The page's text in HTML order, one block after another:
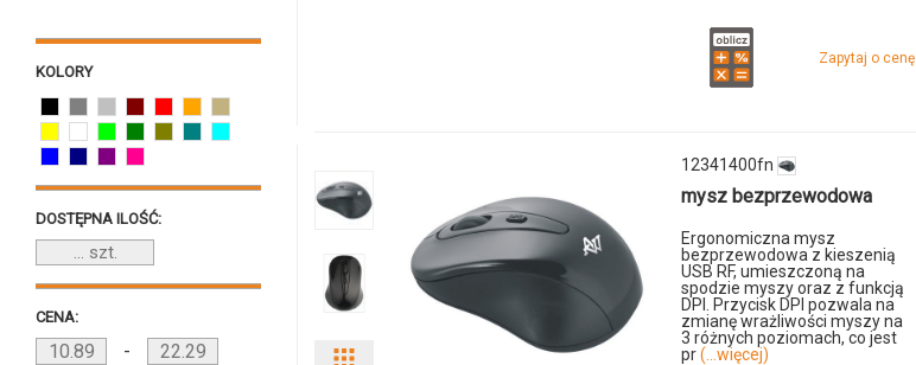
KOLORY
DOSTĘPNA ILOŚĆ:
CENA:
-
MO8911m
Zapytaj o cenę
12341400fn
mysz bezprzewodowa
Ergonomiczna mysz
bezprzewodowa z kieszenią
USB RF, umieszczoną na
spodzie myszy oraz z funkcją
DPI. Przycisk DPI pozwala na
zmianę wrażliwości myszy na
3 różnych poziomach, co jest
pr(...więcej)